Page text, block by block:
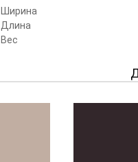
Ширина
Длина
Вес